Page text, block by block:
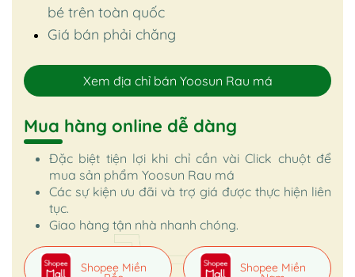
bé trên toàn quốc
Giá bán phải chăng
Xem địa chỉ bán Yoosun Rau má
Mua hàng online dễ dàng
Đặc biệt tiện lợi khi chỉ cần vài Click chuột để
mua sản phẩm Yoosun Rau má
Các sự kiện ưu đãi và trợ giá được thực hiện liên
tục.
Giao hàng tận nhà nhanh chóng.
Shopee Miền Shopee Miền